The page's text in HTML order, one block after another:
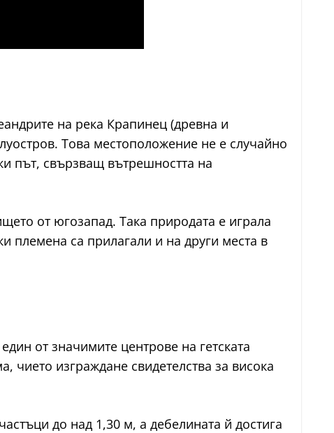
на река Крапинец (древна и
Това местоположение не е случайно
път, свързващ вътрешността на
от югозапад. Така природата е играла
племена са прилагали и на други места в
от значимите центрове на гетската
чието изграждане свидетелства за висока
до над 1,30 м, а дебелината й достига